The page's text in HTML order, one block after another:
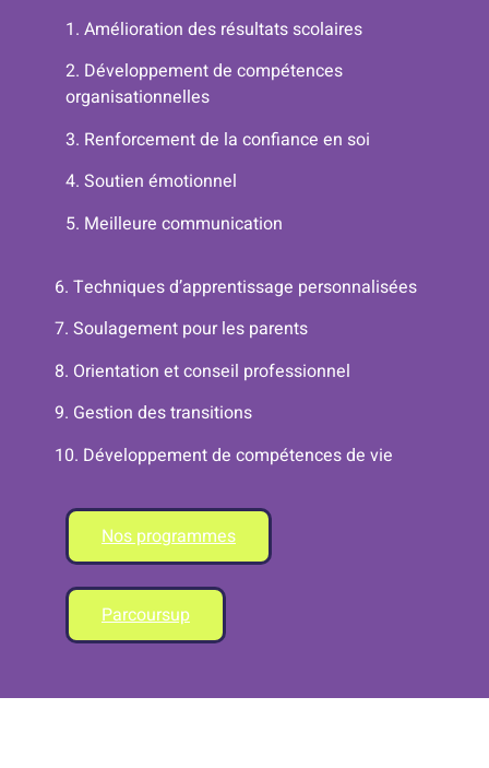
1. Amélioration des résultats scolaires
2. Développement de compétences
organisationnelles
3. Renforcement de la confiance en soi
4. Soutien émotionnel
5. Meilleure communication
6. Techniques d’apprentissage personnalisées
7. Soulagement pour les parents
8. Orientation et conseil professionnel
9. Gestion des transitions
10. Développement de compétences de vie
Nos programmes
Parcoursup